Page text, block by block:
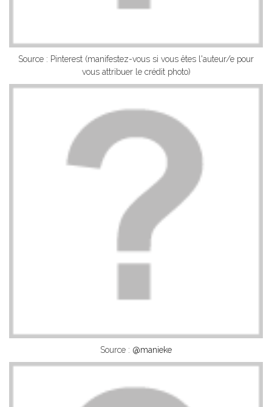
Source : Pinterest (manifestez-vous si vous êtes l'auteur/e pour
vous attribuer le crédit photo)
Source : @manieke